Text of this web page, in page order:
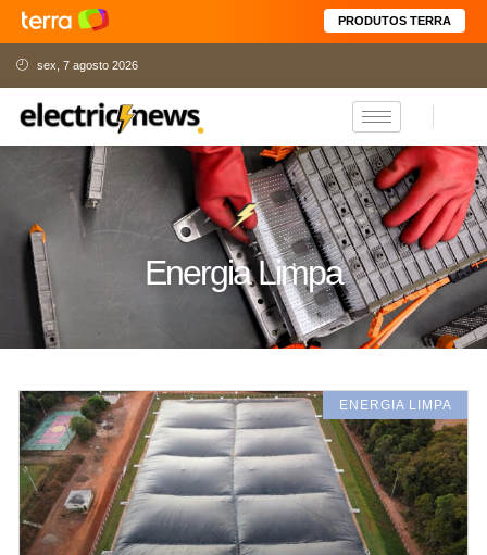
PRODUTOS TERRA
sex, 7 agosto 2026
Energia Limpa
ENERGIA LIMPA